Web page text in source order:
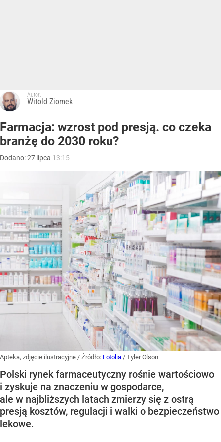
Autor:
Witold Ziomek
Farmacja: wzrost pod presją. co czeka
branżę do 2030 roku?
Dodano:27 lipca 13:15
Apteka, zdjęcie ilustracyjne / Źródło: Fotolia / Tyler Olson
Polski rynek farmaceutyczny rośnie wartościowo
i zyskuje na znaczeniu w gospodarce,
ale w najbliższych latach zmierzy się z ostrą
presją kosztów, regulacji i walki o bezpieczeństwo
lekowe.